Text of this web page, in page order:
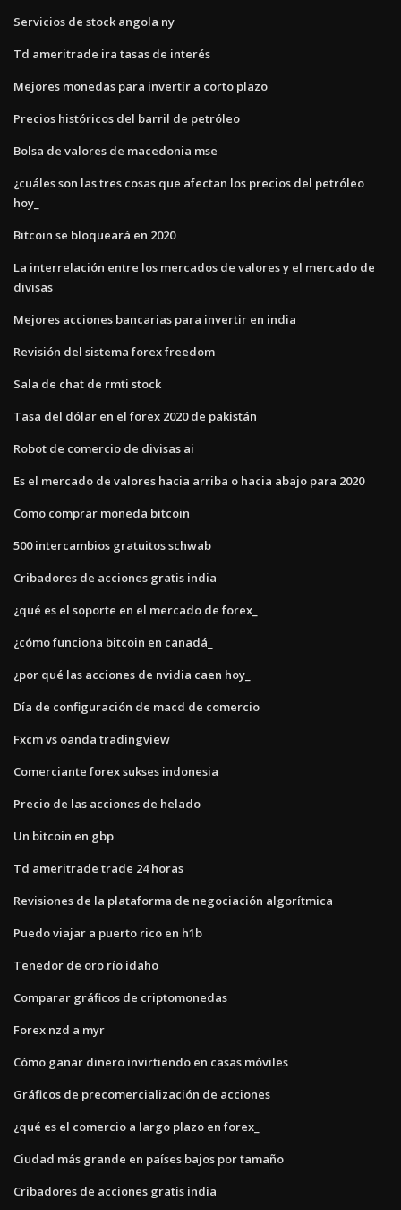
Servicios de stock angola ny
Td ameritrade ira tasas de interés
Mejores monedas para invertir a corto plazo
Precios históricos del barril de petróleo
Bolsa de valores de macedonia mse
¿cuáles son las tres cosas que afectan los precios del petróleo
hoy_
Bitcoin se bloqueará en 2020
La interrelación entre los mercados de valores y el mercado de
divisas
Mejores acciones bancarias para invertir en india
Revisión del sistema forex freedom
Sala de chat de rmti stock
Tasa del dólar en el forex 2020 de pakistán
Robot de comercio de divisas ai
Es el mercado de valores hacia arriba o hacia abajo para 2020
Como comprar moneda bitcoin
500 intercambios gratuitos schwab
Cribadores de acciones gratis india
¿qué es el soporte en el mercado de forex_
¿cómo funciona bitcoin en canadá_
¿por qué las acciones de nvidia caen hoy_
Día de configuración de macd de comercio
Fxcm vs oanda tradingview
Comerciante forex sukses indonesia
Precio de las acciones de helado
Un bitcoin en gbp
Td ameritrade trade 24 horas
Revisiones de la plataforma de negociación algorítmica
Puedo viajar a puerto rico en h1b
Tenedor de oro río idaho
Comparar gráficos de criptomonedas
Forex nzd a myr
Cómo ganar dinero invirtiendo en casas móviles
Gráficos de precomercialización de acciones
¿qué es el comercio a largo plazo en forex_
Ciudad más grande en países bajos por tamaño
Cribadores de acciones gratis india